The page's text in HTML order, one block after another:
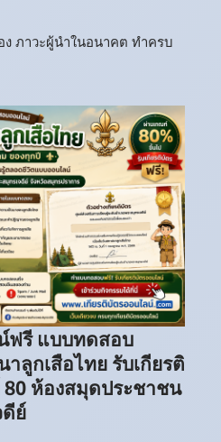
ง ภาวะผู้นำในอนาคต ทำครบ
ฟรี แบบทดสอบ
ลูกเสือไทย รับเกียรติ
ห้องสมุดประชาชน
ดีย์